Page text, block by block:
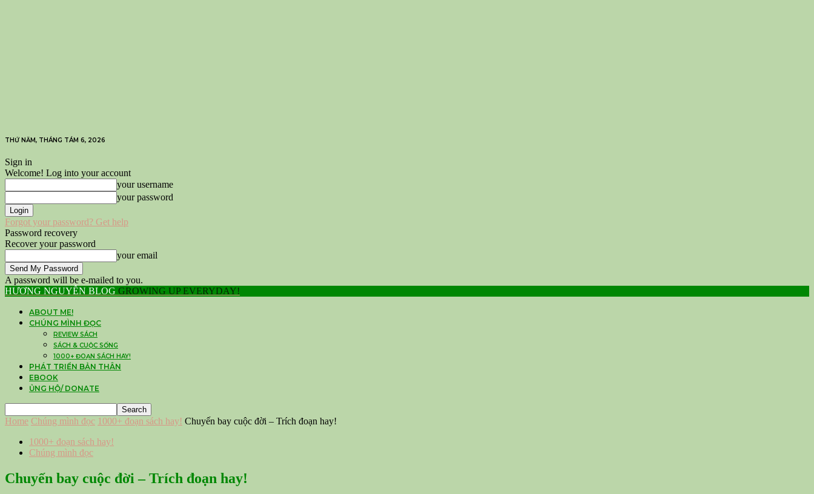
THỨ NĂM, THÁNG TÁM 6, 2026
Sign in
Welcome! Log into your account
your username
your password
Forgot your password? Get help
Password recovery
Recover your password
your email
A password will be e-mailed to you.
HƯƠNG NGUYỄN BLOG GROWING UP EVERYDAY!
ABOUT ME!
CHÚNG MÌNH ĐỌC
REVIEW SÁCH
SÁCH & CUỘC SỐNG
1000+ ĐOẠN SÁCH HAY!
PHÁT TRIỂN BẢN THÂN
EBOOK
ỦNG HỘ/ DONATE
Home Chúng mình đọc 1000+ đoạn sách hay! Chuyến bay cuộc đời – Trích đoạn hay!
1000+ đoạn sách hay!
Chúng mình đọc
Chuyến bay cuộc đời – Trích đoạn hay!